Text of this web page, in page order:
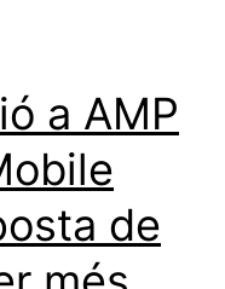
a AMP
de